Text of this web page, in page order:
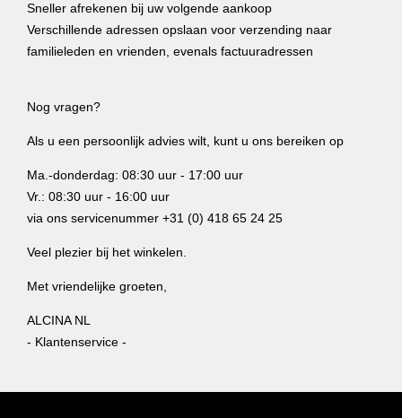
Sneller afrekenen bij uw volgende aankoop
Verschillende adressen opslaan voor verzending naar
familieleden en vrienden, evenals factuuradressen
Nog vragen?
Als u een persoonlijk advies wilt, kunt u ons bereiken op
Ma.-donderdag: 08:30 uur - 17:00 uur
Vr.: 08:30 uur - 16:00 uur
via ons servicenummer +31 (0) 418 65 24 25
Veel plezier bij het winkelen.
Met vriendelijke groeten,
ALCINA NL
- Klantenservice -